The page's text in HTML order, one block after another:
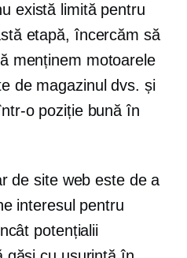
există limită pentru
etapă, încercăm să
menținem motoarele
de magazinul dvs. și
o poziție bună în
de site web este de a
interesul pentru
potențialii